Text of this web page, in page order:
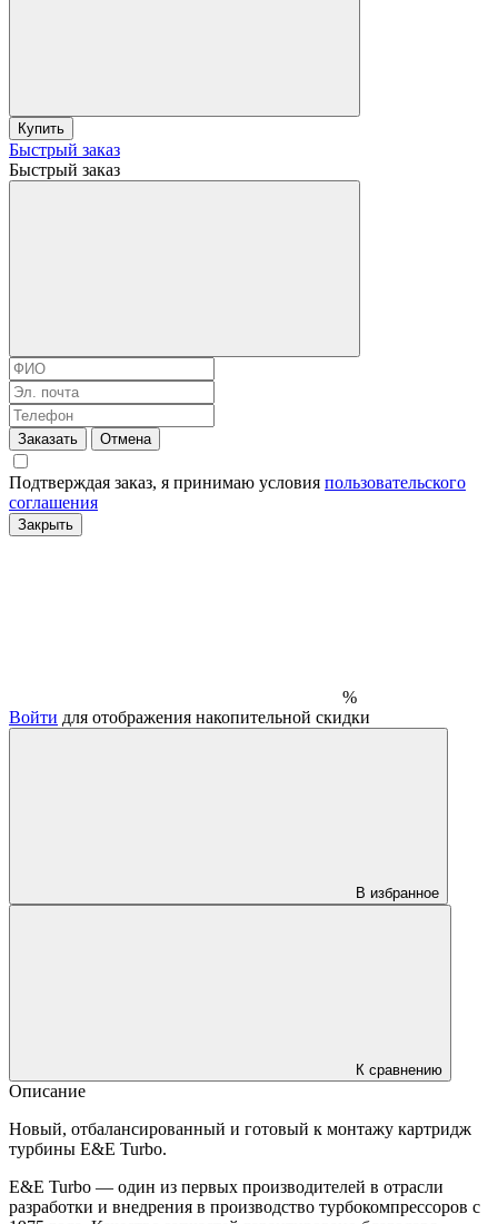
Купить
Быстрый заказ
Быстрый заказ
Заказать Отмена
Подтверждая заказ, я принимаю условия пользовательского
соглашения
Закрыть
%
Войти для отображения накопительной скидки
В избранное
К сравнению
Описание
Новый, отбалансированный и готовый к монтажу картридж
турбины E&E Turbo.
E&E Turbo — один из первых производителей в отрасли
разработки и внедрения в производство турбокомпрессоров с